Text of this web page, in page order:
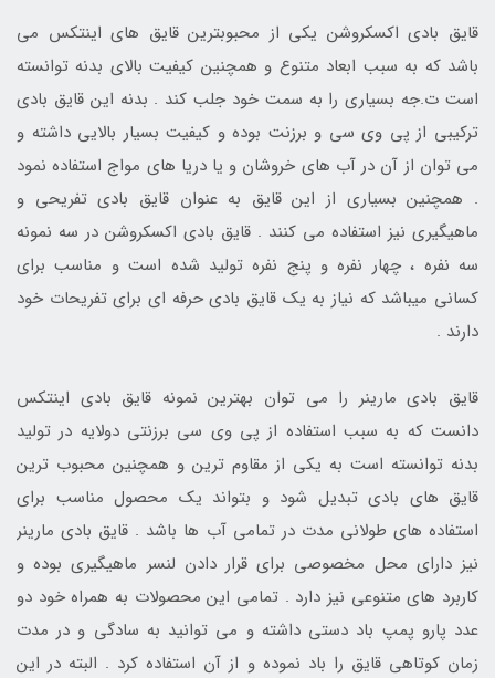
قایق بادی اکسکروشن یکی از محبوبترین قایق های اینتکس می
باشد که به سبب ابعاد متنوع و همچنین کیفیت بالای بدنه توانسته
است ت.جه بسیاری را به سمت خود جلب کند . بدنه این قایق بادی
ترکیبی از پی وی سی و برزنت بوده و کیفیت بسیار بالایی داشته و
می توان از آن در آب های خروشان و یا دریا های مواج استفاده نمود
. همچنین بسیاری از این قایق به عنوان قایق بادی تفریحی و
ماهیگیری نیز استفاده می کنند . قایق بادی اکسکروشن در سه نمونه
سه نفره ، چهار نفره و پنج نفره تولید شده است و مناسب برای
کسانی میباشد که نیاز به یک قایق بادی حرفه ای برای تفریحات خود
دارند .
قایق بادی مارینر را می توان بهترین نمونه قایق بادی اینتکس
دانست که به سبب استفاده از پی وی سی برزنتی دولایه در تولید
بدنه توانسته است به یکی از مقاوم ترین و همچنین محبوب ترین
قایق های بادی تبدیل شود و بتواند یک محصول مناسب برای
استفاده های طولانی مدت در تمامی آب ها باشد . قایق بادی مارینر
نیز دارای محل مخصوصی برای قرار دادن لنسر ماهیگیری بوده و
کاربرد های متنوعی نیز دارد . تمامی این محصولات به همراه خود دو
عدد پارو پمپ باد دستی داشته و می توانید به سادگی و در مدت
زمان کوتاهی قایق را باد نموده و از آن استفاده کرد . البته در این